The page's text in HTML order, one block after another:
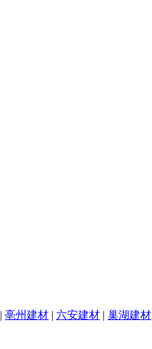
| 亳州建材 | 六安建材 | 巢湖建材